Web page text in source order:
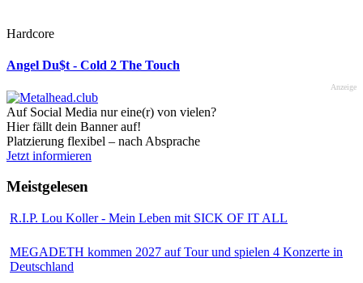
Hardcore
Angel Du$t - Cold 2 The Touch
Anzeige
Auf Social Media nur eine(r) von vielen?
Hier fällt dein Banner auf!
Platzierung flexibel – nach Absprache
Jetzt informieren
Meistgelesen
R.I.P. Lou Koller - Mein Leben mit SICK OF IT ALL
MEGADETH kommen 2027 auf Tour und spielen 4 Konzerte in
Deutschland